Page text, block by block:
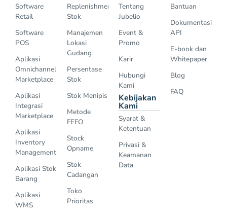
Software
Retail
Software
POS
Aplikasi
Omnichannel
Marketplace
Aplikasi
Integrasi
Marketplace
Aplikasi
Inventory
Management
Aplikasi Stok
Barang
Aplikasi
WMS
Replenishment
Stok
Manajemen
Lokasi
Gudang
Persentase
Stok
Stok Menipis
Metode
FEFO
Stock
Opname
Stok
Cadangan
Toko
Prioritas
Tentang
Jubelio
Event &
Promo
Karir
Hubungi
Kami
Kebijakan
Kami
Syarat &
Ketentuan
Privasi &
Keamanan
Data
Bantuan
Dokumentasi
API
E-book dan
Whitepaper
Blog
FAQ